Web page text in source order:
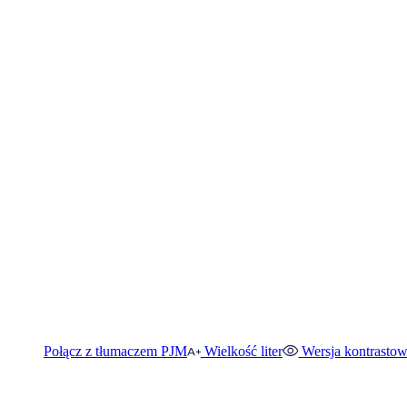
Połącz z tłumaczem PJM Wielkość liter Wersja